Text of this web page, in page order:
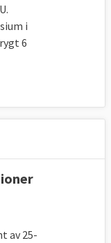
i
6
av 25-